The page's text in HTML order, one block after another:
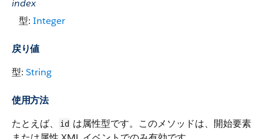
index
型: Integer
戻り値
型: String
使用方法
たとえば、
id は属性型です。このメソッドは、開始要素